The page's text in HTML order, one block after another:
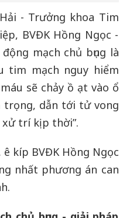
- Trưởng khoa Tim
BVĐK Hồng Ngọc -
mạch chủ bụng là
tim mạch nguy hiểm
sẽ chảy ồ ạt vào ổ
trọng, dẫn tới tử vong
trí kịp thời”.
kíp BVĐK Hồng Ngọc
nhất phương án can